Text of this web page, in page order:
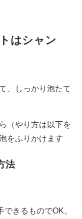
はシャン
、しっかり泡たて
（やり方は以下を
をふりかけます
法
きるものでOK。